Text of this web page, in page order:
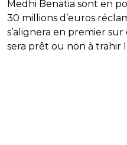
Medhi Benatia sont en
30 millions d’euros
s’alignera en premier
sera prêt ou non à trahir